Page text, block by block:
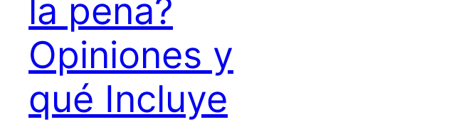
la pena?
Opiniones y
qué Incluye